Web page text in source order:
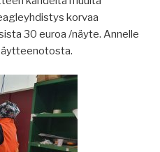
korvaa
30 euroa /näyte. Annelle